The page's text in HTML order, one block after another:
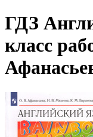
ГДЗ
класс